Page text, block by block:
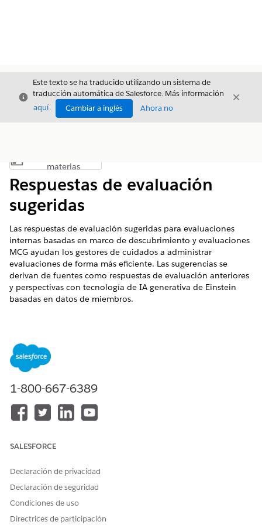
Cerrar
Este texto se ha traducido utilizando un sistema de
traducción automática de Salesforce. Más información
aquí. Cambiar a inglés Ahora no
Cerrar
Mostrar índice de materias
materias
Respuestas de evaluación
sugeridas
Las respuestas de evaluación sugeridas para evaluaciones
internas basadas en marco de descubrimiento y evaluaciones
MCG ayudan los gestores de cuidados a administrar
evaluaciones de forma más eficiente. Las sugerencias se
derivan de fuentes como respuestas de evaluación anteriores
y perspectivas con tecnología de IA generativa de Einstein
basadas en datos de miembros.
Disponible en: Lightning Experience
Disponible en:
Estos tipos de datos de preguntas de evaluación admiten
Casilla
Seleccionar
RadioGroup
TextArea
1-800-667-6389
SALESFORCE
Declaración de privacidad
Declaración de seguridad
Condiciones de uso
Directrices de participación